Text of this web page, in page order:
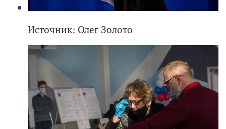
Источник: Олег Золото